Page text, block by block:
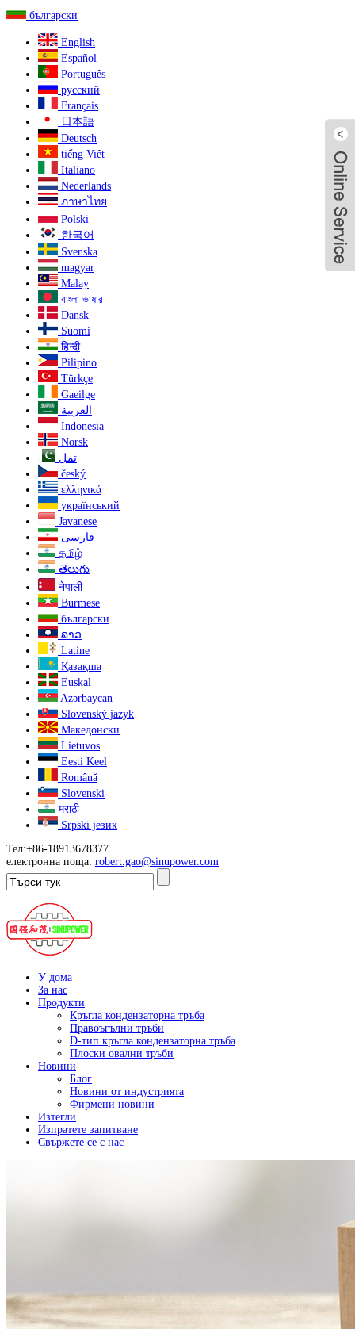
български
English
Español
Português
русский
Français
日本語
Deutsch
tiếng Việt
Italiano
Nederlands
ภาษาไทย
Polski
한국어
Svenska
magyar
Malay
বাংলা ভাষার
Dansk
Suomi
हिन्दी
Pilipino
Türkçe
Gaeilge
العربية
Indonesia
Norsk‎
تمل
český
ελληνικά
український
Javanese
فارسی
தமிழ்
తెలుగు
नेपाली
Burmese
български
ລາວ
Latine
Қазақша
Euskal
Azərbaycan
Slovenský jazyk
Македонски
Lietuvos
Eesti Keel
Română
Slovenski
मराठी
Srpski језик
Тел:+86-18913678377
електронна поща: robert.gao@sinupower.com
У дома
За нас
Продукти
Кръгла кондензаторна тръба
Правоъгълни тръби
D-тип кръгла кондензаторна тръба
Плоски овални тръби
Новини
Блог
Новини от индустрията
Фирмени новини
Изтегли
Изпратете запитване
Свържете се с нас